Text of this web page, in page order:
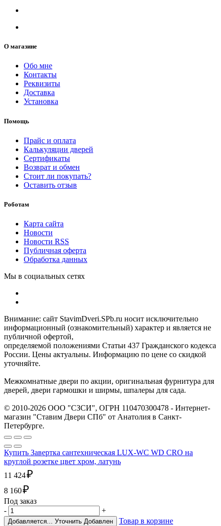
О магазине
Обо мне
Контакты
Реквизиты
Доставка
Установка
Помощь
Прайс и оплата
Калькуляции дверей
Сертификаты
Возврат и обмен
Стоит ли покупать?
Оставить отзыв
Роботам
Карта сайта
Новости
Новости RSS
Публичная оферта
Обработка данных
Мы в социальных сетях
Внимание: сайт StavimDveri.SPb.ru носит исключительно
информационный (ознакомительный) характер и является не
публичной офертой,
определяемой положениями Статьи 437 Гражданского кодекса
России. Цены актуальны. Информацию по цене со скидкой
уточняйте.
Межкомнатные двери по акции, оригинальная фурнитура для
дверей, двери гармошки и ширмы, шпалеры для сада.
© 2010-2026 ООО "СЗСИ", ОГРН 110470300478 - Интернет-
магазин "Ставим Двери СПб" от Анатолия в Санкт-
Петербурге.
Купить Завертка сантехническая LUX-WC WD CRO на
круглой розетке цвет хром, латунь
11 424₽
8 160₽
Под заказ
-
+
Добавляется... Уточнить Добавлен
Товар в корзине